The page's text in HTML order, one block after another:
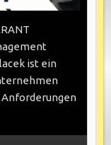
ist ein